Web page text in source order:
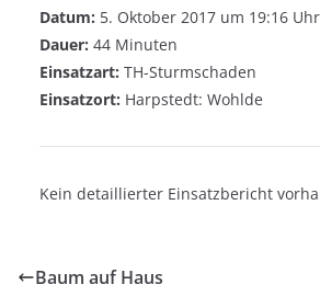
Datum: 5. Oktober 2017 um 19:16 Uhr
Dauer: 44 Minuten
Einsatzart: TH-Sturmschaden
Einsatzort: Harpstedt: Wohlde
Kein detaillierter Einsatzbericht
Baum auf Haus